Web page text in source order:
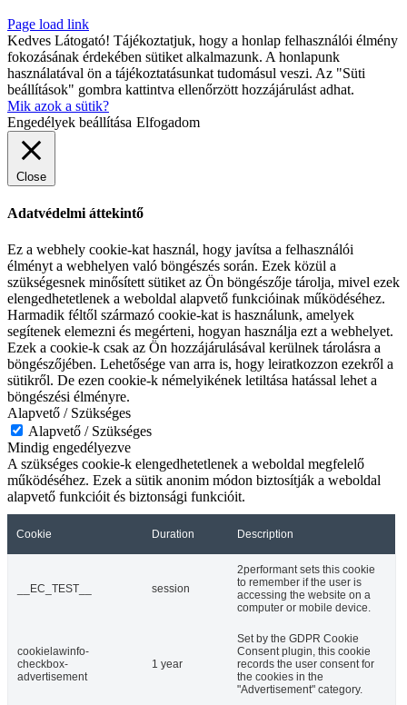
Page load link
Kedves Látogató! Tájékoztatjuk, hogy a honlap felhasználói élmény
fokozásának érdekében sütiket alkalmazunk. A honlapunk
használatával ön a tájékoztatásunkat tudomásul veszi. Az "Süti
beállítások" gombra kattintva ellenőrzött hozzájárulást adhat.
Mik azok a sütik?
Engedélyek beállítása Elfogadom
Close
Adatvédelmi áttekintő
Ez a webhely cookie-kat használ, hogy javítsa a felhasználói
élményt a webhelyen való böngészés során. Ezek közül a
szükségesnek minősített sütiket az Ön böngészője tárolja, mivel ezek
elengedhetetlenek a weboldal alapvető funkcióinak működéséhez.
Harmadik féltől származó cookie-kat is használunk, amelyek
segítenek elemezni és megérteni, hogyan használja ezt a webhelyet.
Ezek a cookie-k csak az Ön hozzájárulásával kerülnek tárolásra a
böngészőjében. Lehetősége van arra is, hogy leiratkozzon ezekről a
sütikről. De ezen cookie-k némelyikének letiltása hatással lehet a
böngészési élményre.
Alapvető / Szükséges
Alapvető / Szükséges
Mindig engedélyezve
A szükséges cookie-k elengedhetetlenek a weboldal megfelelő
működéséhez. Ezek a sütik anonim módon biztosítják a weboldal
alapvető funkcióit és biztonsági funkcióit.
Cookie Duration Description
__EC_TEST__ session
2performant sets this cookie
to remember if the user is
accessing the website on a
computer or mobile device.
cookielawinfo-
checkbox-
advertisement
1 year
Set by the GDPR Cookie
Consent plugin, this cookie
records the user consent for
the cookies in the
"Advertisement" category.